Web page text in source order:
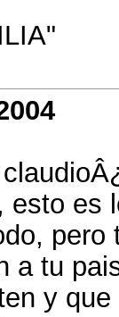
esto es
a tu
y